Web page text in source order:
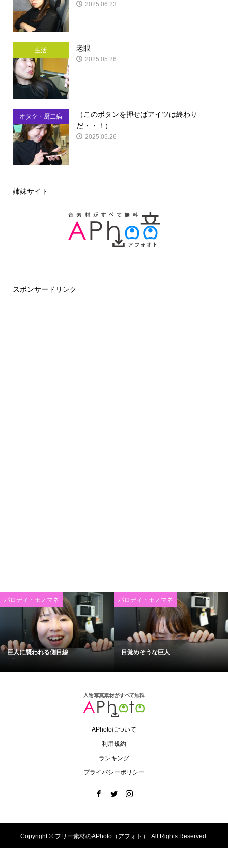
2025.06.23
生活 老眼
2025.05.26
オタク・厨二病
（このボタンを押せばアイツは終わり
だ・・！）
2025.05.26
姉妹サイト
スポンサードリンク
パロディ・モノマネ
巨人に襲われる側目線
パロディ・モノマネ
目覚めそうな巨人
APhotoについて
利用規約
ランキング
プライバシーポリシー
Copyright © フリー素材のAPhoto（アフォト）. All Rights Reserved.